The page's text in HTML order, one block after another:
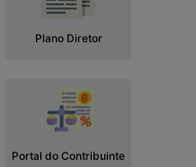
Plano Diretor
Portal do Contribuinte